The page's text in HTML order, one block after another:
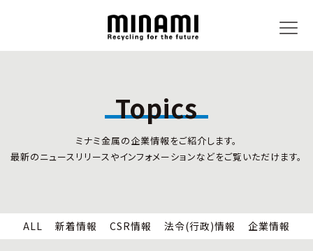
CSR情報
企業情報
事業内容
リサイクルサービス
小型家電リサイクル法
全国の回収対応
Topics
ミナミ金属の企業情報をご紹介します。
最新のニュースリリースやインフォメーションなどをご覧いただけます。
ALL 新着情報 CSR情報 法令(行政)情報 企業情報